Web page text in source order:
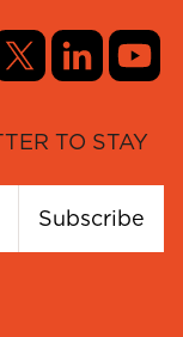
TO STAY
Subscribe